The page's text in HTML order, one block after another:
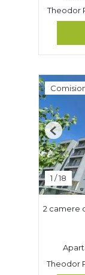
Theodor
1 /18
2 camere
Theodor